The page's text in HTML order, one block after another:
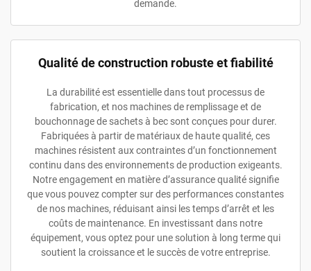
demande.
Qualité de construction robuste et fiabilité
La durabilité est essentielle dans tout processus de
fabrication, et nos machines de remplissage et de
bouchonnage de sachets à bec sont conçues pour durer.
Fabriquées à partir de matériaux de haute qualité, ces
machines résistent aux contraintes d’un fonctionnement
continu dans des environnements de production exigeants.
Notre engagement en matière d’assurance qualité signifie
que vous pouvez compter sur des performances constantes
de nos machines, réduisant ainsi les temps d’arrêt et les
coûts de maintenance. En investissant dans notre
équipement, vous optez pour une solution à long terme qui
soutient la croissance et le succès de votre entreprise.